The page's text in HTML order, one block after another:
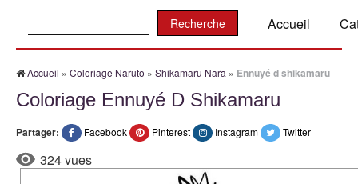
Accueil
Accueil » Coloriage Naruto » Shikamaru Nara » Ennuyé d shikamaru
Coloriage Ennuyé D Shikamaru
Partager: Facebook Pinterest Instagram Twitter
324 vues